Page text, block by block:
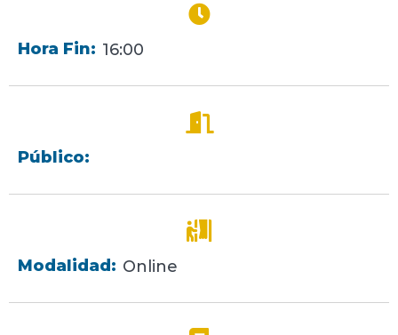
Hora Fin: 16:00
Público:
Modalidad: Online